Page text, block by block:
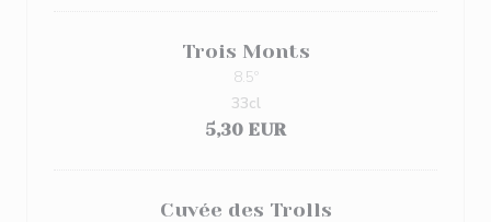
Trois Monts
8.5º
5,30 EUR
33cl
Cuvée des Trolls